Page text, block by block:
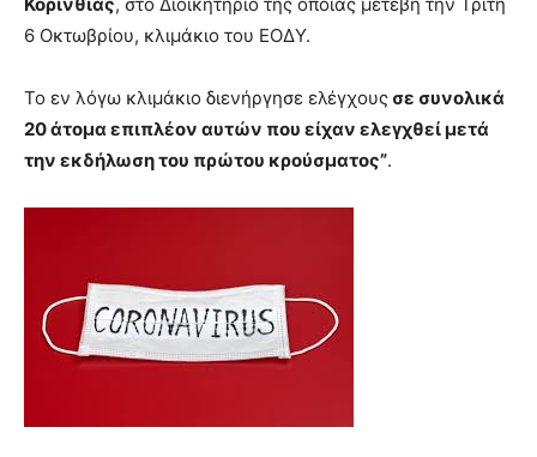
6 Οκτωβρίου, κλιμάκιο του ΕΟΔΥ.
Το εν λόγω κλιμάκιο διενήργησε ελέγχους σε συνολικά
20 άτομα επιπλέον αυτών που είχαν ελεγχθεί μετά
την εκδήλωση του πρώτου κρούσματος”.